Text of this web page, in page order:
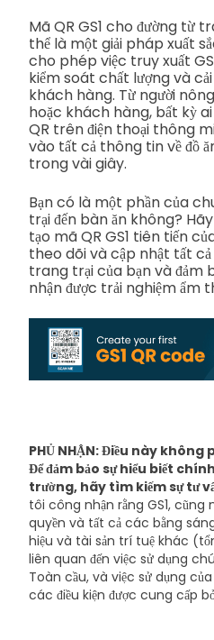
Mã QR GS1 cho đường từ
thể là một giải pháp xuất
cho phép việc truy xuất
kiểm soát chất lượng và
khách hàng. Từ người
hoặc khách hàng, bất kỳ
QR trên điện thoại thông
vào tất cả thông tin về đồ
trong vài giây.
Bạn có là một phần của
trại đến bàn ăn không?
tạo mã QR GS1 tiên tiến
theo dõi và cập nhật tất
trang trại của bạn và đảm
nhận được trải nghiệm ẩm
PHỦ NHẬN: Điều này không
Để đảm bảo sự hiểu biết
trường, hãy tìm kiếm sự tư
tôi công nhận rằng GS1, cũng
quyền và tất cả các bằng
hiệu và tài sản trí tuệ khác
liên quan đến việc sử dụng
Toàn cầu, và việc sử dụng
các điều kiện được cung cấp